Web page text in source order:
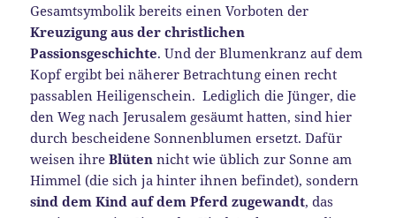
Gesamtsymbolik bereits einen Vorboten der
Kreuzigung aus der christlichen
Passionsgeschichte. Und der Blumenkranz auf dem
Kopf ergibt bei näherer Betrachtung einen recht
passablen Heiligenschein. Lediglich die Jünger, die
den Weg nach Jerusalem gesäumt hatten, sind hier
durch bescheidene Sonnenblumen ersetzt. Dafür
weisen ihreBlüten nicht wie üblich zur Sonne am
Himmel (die sich ja hinter ihnen befindet), sondern
sind dem Kind auf dem Pferd zugewandt, das